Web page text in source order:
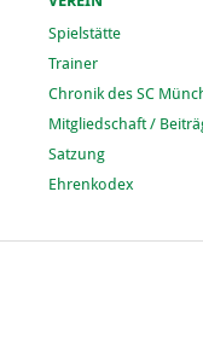
Spielstätte
Trainer
Chronik des SC
Mitgliedschaft /
Satzung
Ehrenkodex